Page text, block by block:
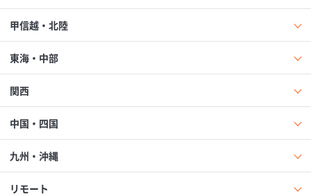
甲信越・北陸
東海・中部
関西
中国・四国
九州・沖縄
リモート